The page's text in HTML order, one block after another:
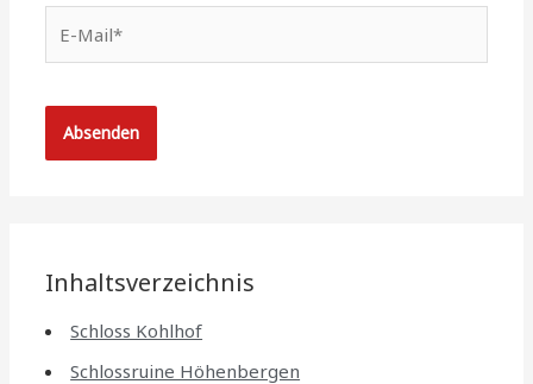
Mail*
Inhaltsverzeichnis
Schloss Kohlhof
Schlossruine Höhenbergen